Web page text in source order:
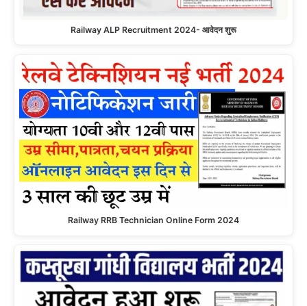
Railway ALP Recruitment 2024- आवेदन शुरू
Railway RRB Technician Online Form 2024